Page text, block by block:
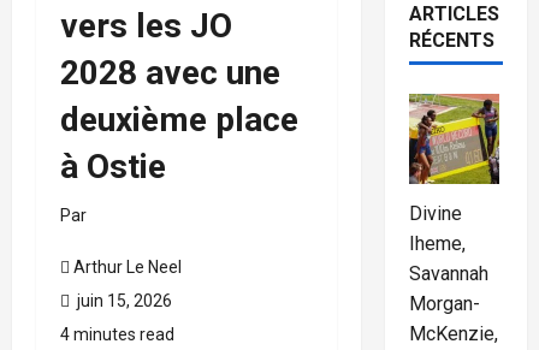
vers les JO
2028 avec une
deuxième place
à Ostie
Par
Arthur Le Neel
juin 15, 2026
4 minutes read
ARTICLES
RÉCENTS
Divine
Iheme,
Savannah
Morgan-
McKenzie,